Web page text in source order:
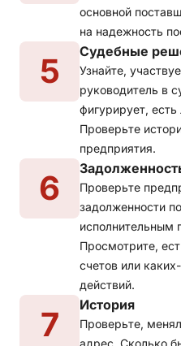
основной
на надежность
5 Судебные
Узнайте,
руководитель в
фигурирует,
Проверьте
предприятия.
6
Проверьте
задолженности
исполнительным
Просмотрите,
счетов или
действий.
7 История
Проверьте,
адрес. Сколько